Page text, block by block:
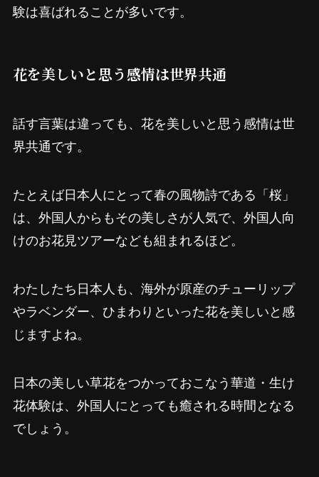
験は喜ばれることが多いです。
花を美しいと思う感情は世界共通
話す言葉は違っても、花を美しいと思う感情は世
界共通です。
たとえば日本人にとって春の風物詩である「桜」
は、外国人からもその美しさが人気で、外国人向
けのお花見ツアーなども組まれるほど。
わたしたち日本人も、海外が原産のチューリップ
やラベンダー、ひまわりといった花を美しいと感
じますよね。
日本の美しい草花をつかっておこなう華道・生け
花体験は、外国人にとっても癒される時間となる
でしょう。